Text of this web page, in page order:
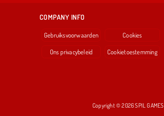
COMPANY INFO
Gebruiksvoorwaarden
Ons privacybeleid
Cookies
Cookietoestemming
Copyright © 2026 SPIL